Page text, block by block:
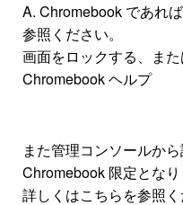
A. Chromebook であれ
参照ください。
画面をロックする、ま
Chromebook ヘルプ
また管理コンソールか
Chromebook 限定となり
詳しくはこちらを参照く